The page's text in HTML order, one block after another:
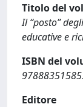
Titolo del
Il “posto”
educative e
ISBN del
Editore